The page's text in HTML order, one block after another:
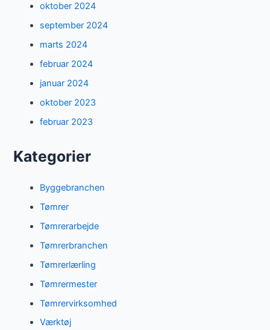
oktober 2024
september 2024
marts 2024
februar 2024
januar 2024
oktober 2023
februar 2023
Kategorier
Byggebranchen
Tømrer
Tømrerarbejde
Tømrerbranchen
Tømrerlærling
Tømrermester
Tømrervirksomhed
Værktøj